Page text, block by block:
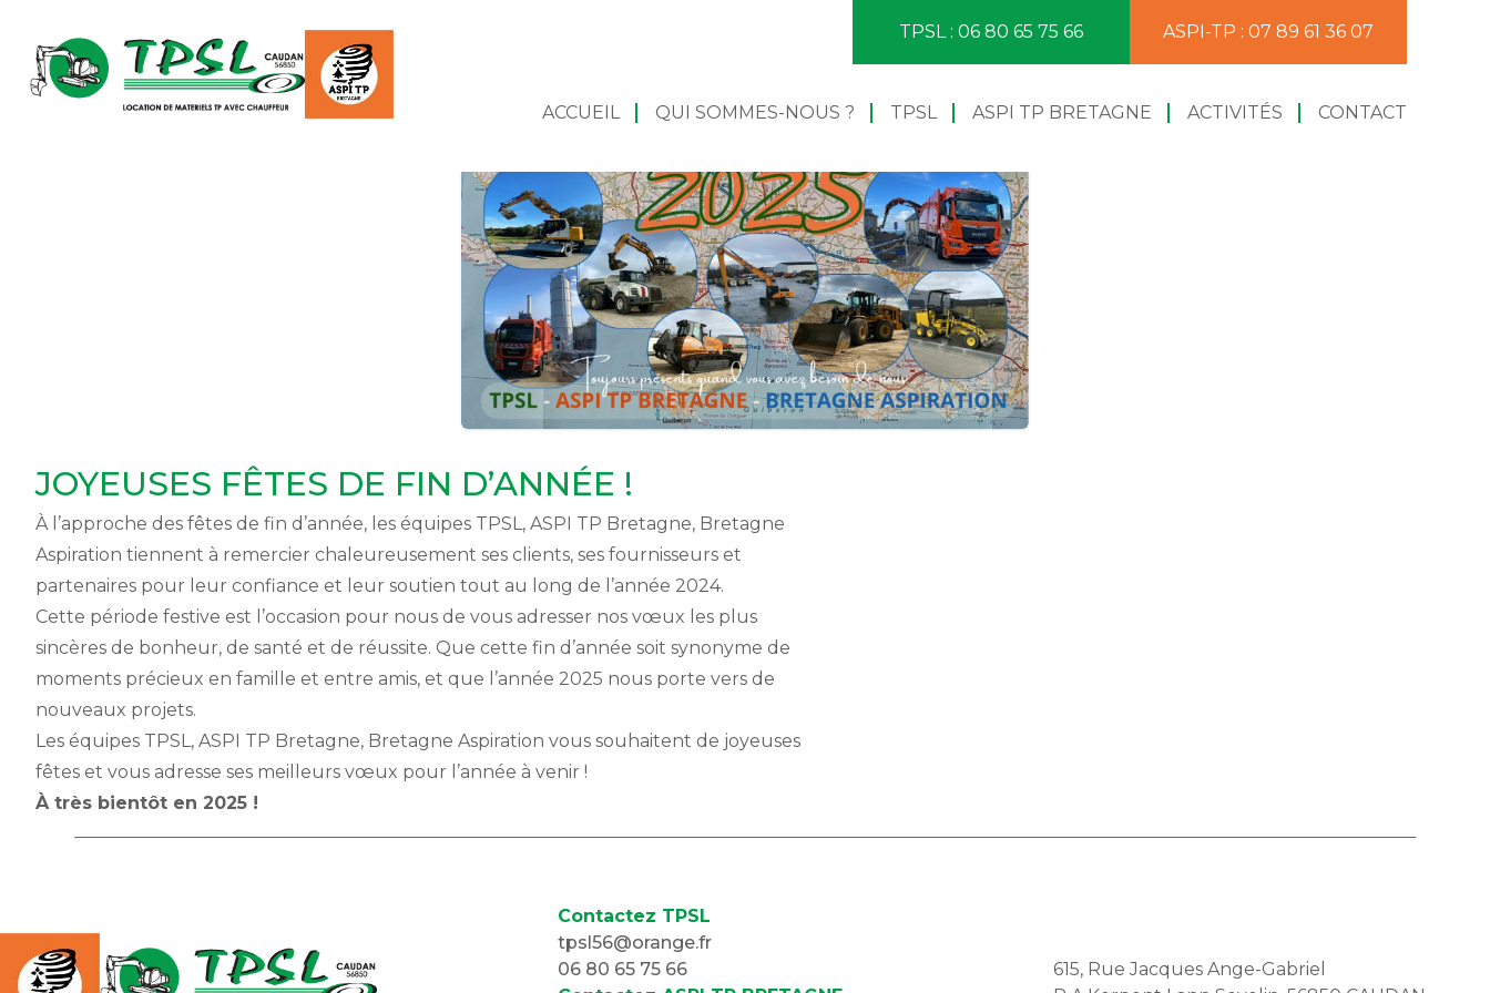
TPSL : 06 80 65 75 66 ASPI-TP : 07 89 61 36 07
ACCUEIL QUI SOMMES-NOUS ? TPSL ASPI TP BRETAGNE ACTIVITÉS CONTACT
JOYEUSES FÊTES DE FIN D’ANNÉE !
À l’approche des fêtes de fin d’année, les équipes TPSL, ASPI TP Bretagne, Bretagne
Aspiration tiennent à remercier chaleureusement ses clients, ses fournisseurs et
partenaires pour leur confiance et leur soutien tout au long de l’année 2024.
Cette période festive est l’occasion pour nous de vous adresser nos vœux les plus
sincères de bonheur, de santé et de réussite. Que cette fin d’année soit synonyme de
moments précieux en famille et entre amis, et que l’année 2025 nous porte vers de
nouveaux projets.
Les équipes TPSL, ASPI TP Bretagne, Bretagne Aspiration vous souhaitent de joyeuses
fêtes et vous adresse ses meilleurs vœux pour l’année à venir !
À très bientôt en 2025 !
Contactez TPSL
tpsl56@orange.fr
06 80 65 75 66
615, Rue Jacques Ange-Gabriel